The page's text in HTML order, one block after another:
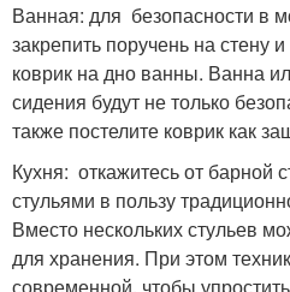
Ванная: для безопасности в
закрепить поручень на стену
коврик на дно ванны. Ванна
сидения будут не только
также постелите коврик как
Кухня: откажитесь от барной
стульями в пользу
Вместо нескольких стульев
для хранения. При этом